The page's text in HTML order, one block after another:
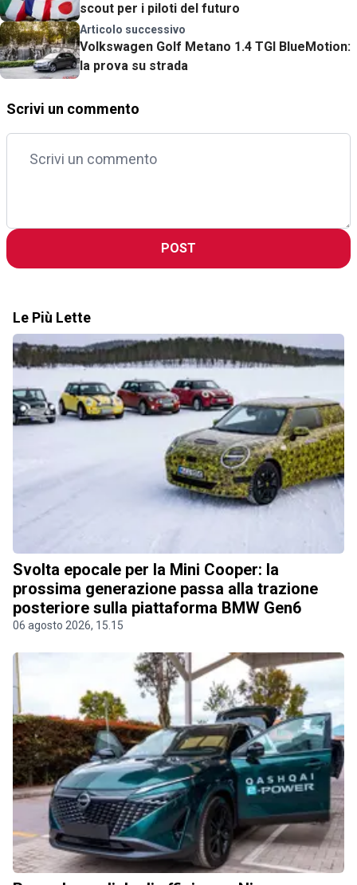
scout per i piloti del futuro
Articolo successivo
Volkswagen Golf Metano 1.4 TGI BlueMotion:
la prova su strada
Scrivi un commento
POST
Le Più Lette
Svolta epocale per la Mini Cooper: la
prossima generazione passa alla trazione
posteriore sulla piattaforma BMW Gen6
06 agosto 2026, 15.15